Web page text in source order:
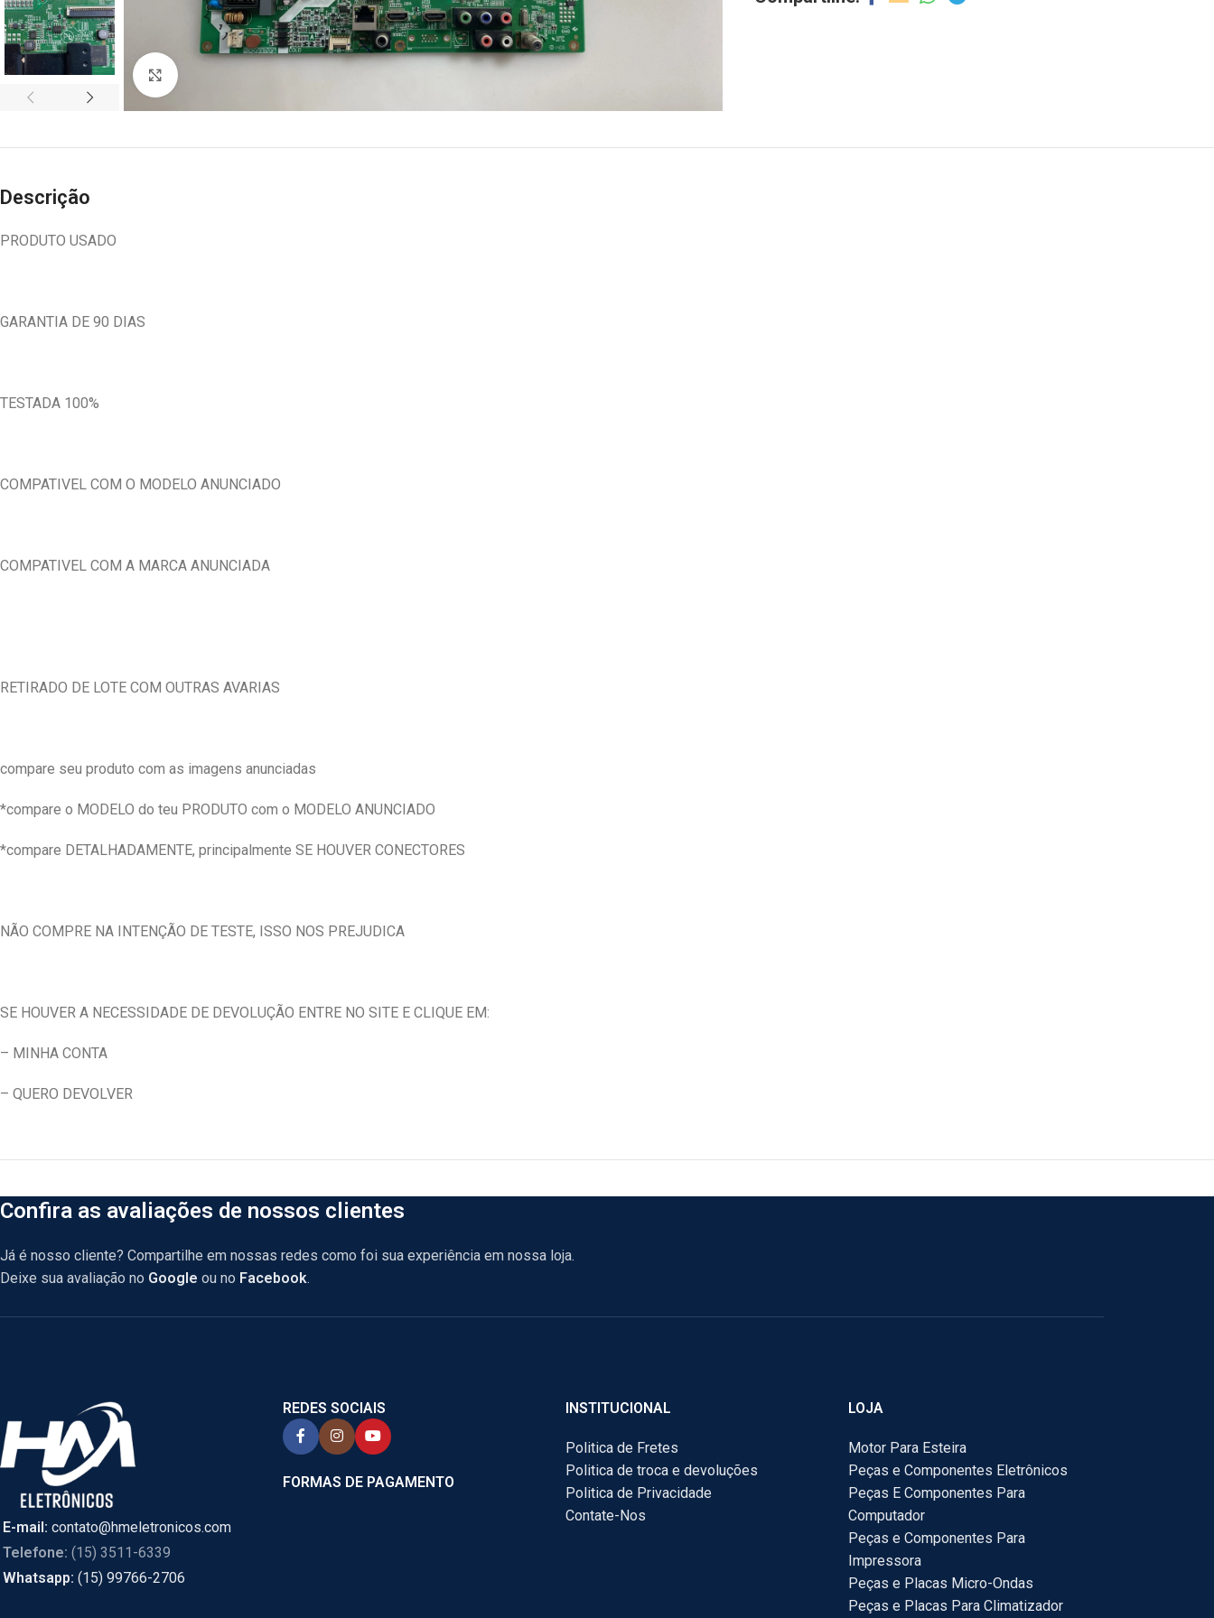
Descrição
PRODUTO USADO
GARANTIA DE 90 DIAS
TESTADA 100%
COMPATIVEL COM O MODELO ANUNCIADO
COMPATIVEL COM A MARCA ANUNCIADA
RETIRADO DE LOTE COM OUTRAS AVARIAS
compare seu produto com as imagens anunciadas
*compare o MODELO do teu PRODUTO com o MODELO ANUNCIADO
*compare DETALHADAMENTE, principalmente SE HOUVER CONECTORES
NÃO COMPRE NA INTENÇÃO DE TESTE, ISSO NOS PREJUDICA
SE HOUVER A NECESSIDADE DE DEVOLUÇÃO ENTRE NO SITE E CLIQUE EM:
– MINHA CONTA
– QUERO DEVOLVER
Confira as avaliações de nossos clientes
Já é nosso cliente? Compartilhe em nossas redes como foi sua experiência em nossa loja.
Deixe sua avaliação no Google ou no Facebook.
E-mail: contato@hmeletronicos.com
Telefone: (15) 3511-6339
Whatsapp: (15) 99766-2706
REDES SOCIAIS
FORMAS DE PAGAMENTO
INSTITUCIONAL
Politica de Fretes
Politica de troca e devoluções
Politica de Privacidade
Contate-Nos
LOJA
Motor Para Esteira
Peças e Componentes Eletrônicos
Peças E Componentes Para
Computador
Peças e Componentes Para
Impressora
Peças e Placas Micro-Ondas
Peças e Placas Para Climatizador